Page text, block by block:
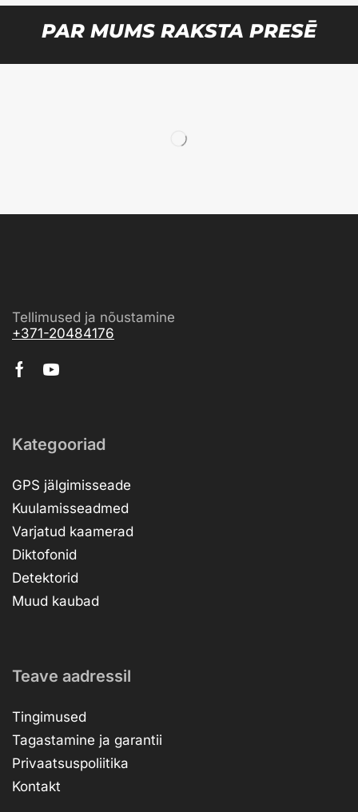
PAR MUMS RAKSTA PRESĒ
Tellimused ja nõustamine
+371-20484176
Kategooriad
GPS jälgimisseade
Kuulamisseadmed
Varjatud kaamerad
Diktofonid
Detektorid
Muud kaubad
Teave aadressil
Tingimused
Tagastamine ja garantii
Privaatsuspoliitika
Kontakt